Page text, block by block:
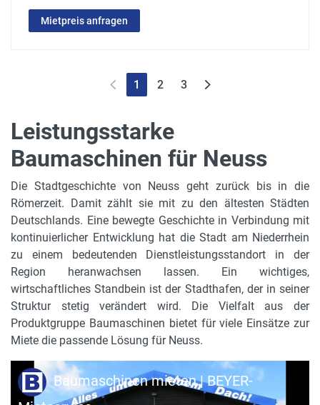
Mietpreis anfragen
1 2 3
Leistungsstarke
Baumaschinen für Neuss
Die Stadtgeschichte von Neuss geht zurück bis in die
Römerzeit. Damit zählt sie mit zu den ältesten Städten
Deutschlands. Eine bewegte Geschichte in Verbindung mit
kontinuierlicher Entwicklung hat die Stadt am Niederrhein
zu einem bedeutenden Dienstleistungsstandort in der
Region heranwachsen lassen. Ein wichtiges,
wirtschaftliches Standbein ist der Stadthafen, der in seiner
Struktur stetig verändert wird. Die Vielfalt aus der
Produktgruppe Baumaschinen bietet für viele Einsätze zur
Miete die passende Lösung für Neuss.
Baumaschinen mieten | BEYER-